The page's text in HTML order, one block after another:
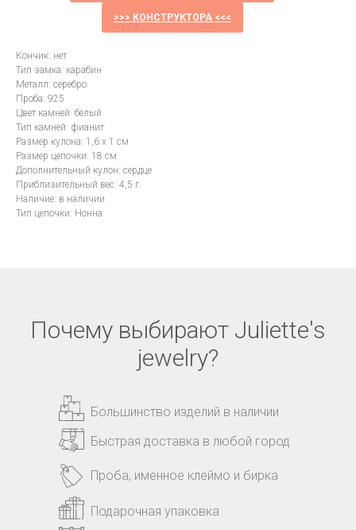
>>> КОНСТРУКТОРА <<<
Кончик: нет
Тип замка: карабин
Металл: серебро
Проба: 925
Цвет камней: белый
Тип камней: фианит
Размер кулона: 1,6 х 1 см
Размер цепочки: 18 см
Дополнительный кулон: сердце
Приблизительный вес: 4,5 г.
Наличие: в наличии
Тип цепочки: Нонна
Почему выбирают Juliette's
jewelry?
Большинство изделий в наличии
Быстрая доставка в любой город
Подарочная упаковка
Проба, именное клеймо и бирка